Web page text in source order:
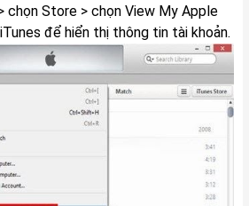
chọn Store > chọn View My Apple
iTunes để hiển thị thông tin tài khoản.